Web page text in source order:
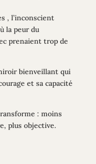
, l’inconscient
la peur du
prenaient trop de
bienveillant qui
et sa capacité
: moins
plus objective.